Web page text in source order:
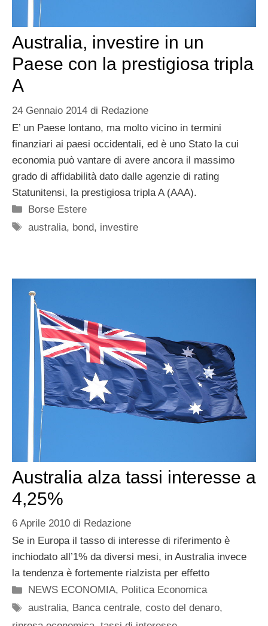
Australia, investire in un
Paese con la prestigiosa tripla
A
24 Gennaio 2014 di Redazione
E’ un Paese lontano, ma molto vicino in termini
finanziari ai paesi occidentali, ed è uno Stato la cui
economia può vantare di avere ancora il massimo
grado di affidabilità dato dalle agenzie di rating
Statunitensi, la prestigiosa tripla A (AAA).
Categorie
Borse Estere
Tag
australia, bond, investire
Australia alza tassi interesse a
4,25%
6 Aprile 2010 di Redazione
Se in Europa il tasso di interesse di riferimento è
inchiodato all’1% da diversi mesi, in Australia invece
la tendenza è fortemente rialzista per effetto
Categorie
NEWS ECONOMIA, Politica Economica
Tag
australia, Banca centrale,costo del denaro,